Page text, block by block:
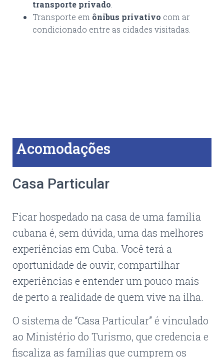
transporte privado.
Transporte em ônibus privativo com ar
condicionado entre as cidades visitadas.
Acomodações
Casa Particular
Ficar hospedado na casa de uma família
cubana é, sem dúvida, uma das melhores
experiências em Cuba. Você terá a
oportunidade de ouvir, compartilhar
experiências e entender um pouco mais
de perto a realidade de quem vive na ilha.
O sistema de “Casa Particular” é vinculado
ao Ministério do Turismo, que credencia e
fiscaliza as famílias que cumprem os